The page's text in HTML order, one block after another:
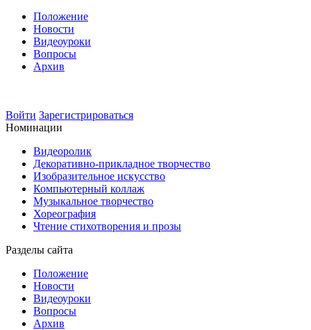
Положение
Новости
Видеоуроки
Вопросы
Архив
Войти Зарегистрироваться
Номинации
Видеоролик
Декоративно-прикладное творчество
Изобразительное искусство
Компьютерный коллаж
Музыкальное творчество
Хореография
Чтение стихотворения и прозы
Разделы сайта
Положение
Новости
Видеоуроки
Вопросы
Архив